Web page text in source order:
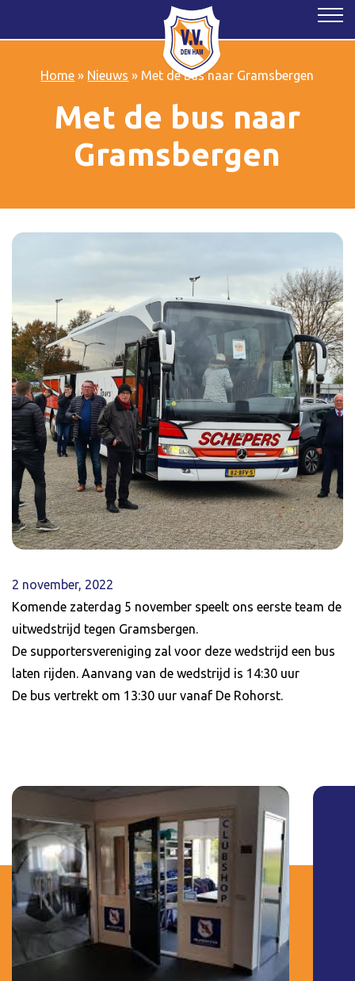
Home » Nieuws » Met de bus naar Gramsbergen
Met de bus naar
Gramsbergen
2 november, 2022
Komende zaterdag 5 november speelt ons eerste team de
uitwedstrijd tegen Gramsbergen.
De supportersvereniging zal voor deze wedstrijd een bus
laten rijden. Aanvang van de wedstrijd is 14:30 uur
De bus vertrekt om 13:30 uur vanaf De Rohorst.